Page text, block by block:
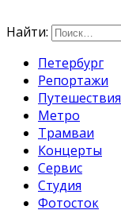
Найти:
Петербург
Репортажи
Путешествия
Метро
Трамваи
Концерты
Сервис
Студия
Фотосток